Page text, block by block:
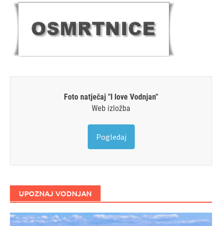
Foto natječaj "I love Vodnjan"
Web izložba
Pogledaj
UPOZNAJ VODNJAN